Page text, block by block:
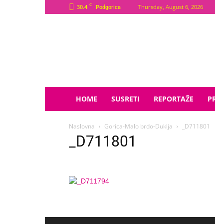
30.4 C Podgorica Thursday, August 6, 2026
HOME SUSRETI REPORTAŽE
Naslovna Gorica-Malo brdo-Duklja _D711801
_D711801